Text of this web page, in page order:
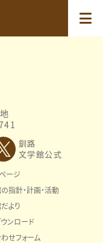
釧路
文学館公式
ージ
指針・計画・活動
より
ンロード
せフォーム